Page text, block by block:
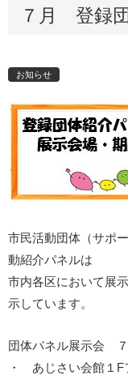
７月 登録
お知らせ
市民活動団体（サポ
動紹介パネルは
市内各区において展
示しています。
団体パネル展示会 ７
・ あじさい会館